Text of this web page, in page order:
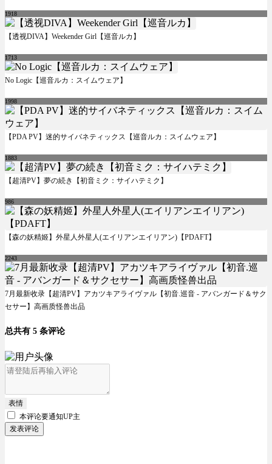
1918
【透视DIVA】Weekender Girl【巡音ルカ】
1713
No Logic【巡音ルカ：スイムウェア】
1998
【PDA PV】迷的サイバネティックス【巡音ルカ：スイムウェア】
1883
【超清PV】夢の続き【初音ミク：サイハテミク】
986
【森の妖精姬】外星人外星人(エイリアンエイリアン)【PDAFT】
2243
7月最新收录【超清PV】アカツキアライヴァル【初音.巡音 - アバンガード＆サク
セサー】高画质怪兽出品
总共有 5 条评论
表情
本评论要通知UP主
发表评论